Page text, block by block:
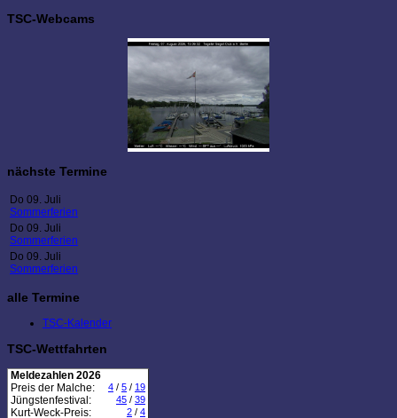
TSC-Webcams
nächste Termine
Do 09. Juli
Sommerferien
Do 09. Juli
Sommerferien
Do 09. Juli
Sommerferien
alle Termine
TSC-Kalender
TSC-Wettfahrten
Meldezahlen 2026
Preis der Malche:
4 / 5 / 19
Jüngstenfestival: 45 / 39
Kurt-Weck-Preis: 2 / 4